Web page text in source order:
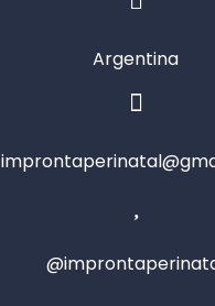
Argentina